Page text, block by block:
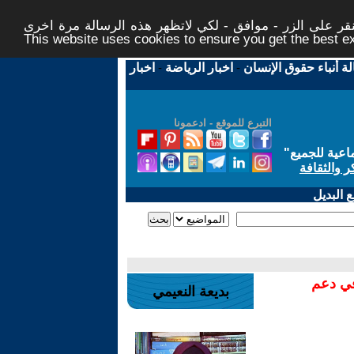
على الزر - موافق - لكي لاتظهر هذه الرسالة مرة اخرى -
This website uses cookies to ensure you get the best
أنباء حقوق الإنسان - اخبار الرياضة - اخبار
التبرع للموقع - ادعمونا
للجميع"
والثقافة
البديل
في دعم بديعة النعيمي